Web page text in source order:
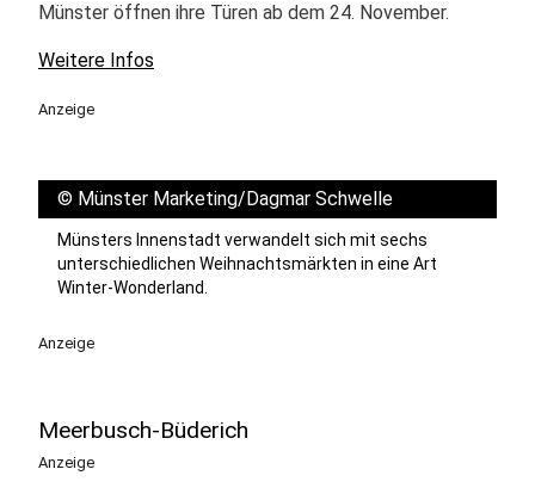
Münster öffnen ihre Türen ab dem 24. November.
Weitere Infos
Anzeige
© Münster Marketing/Dagmar Schwelle
Münsters Innenstadt verwandelt sich mit sechs
unterschiedlichen Weihnachtsmärkten in eine Art
Winter-Wonderland.
Anzeige
Meerbusch-Büderich
Anzeige